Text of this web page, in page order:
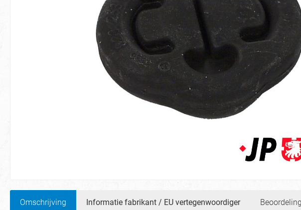
Omschrijving Informatie fabrikant / EU vertegenwoordiger